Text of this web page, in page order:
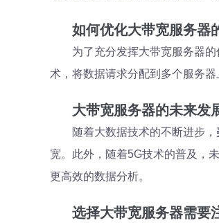
如何优化大带宽服务器
为了充分发挥大带宽服务器
术，将数据请求分配到多个服务
大带宽服务器的未来发
随着大数据技术的不断进步，
宽。此外，随着5G技术的普及，
更高效的数据分析。
选择大带宽服务器需要